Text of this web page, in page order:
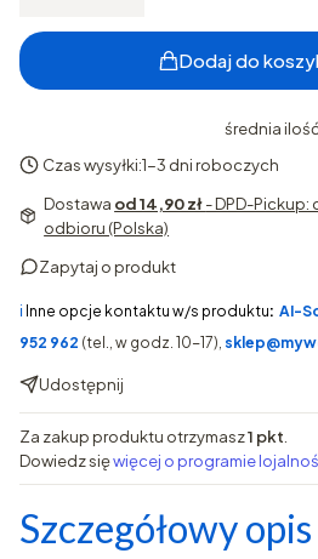
Dodaj do
średnia ilość
Czas wysyłki:1-3 dni roboczych
Dostawa od 14,90 zł- DPD-
odbioru (Polska)
Zapytaj o produkt
ℹ️ Inne opcje kontaktu w/s produktu: AI-
952 962 (tel., w godz. 10-17),
Udostępnij
Za zakup produktu otrzymasz1 pkt
Dowiedz sięwięcej o programie
Szczegółowy